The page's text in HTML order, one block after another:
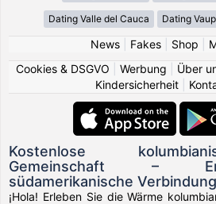
Dating Valle del Cauca Dating
News| Fakes| Shop
Cookies & DSGVO
Werbung Über
Kindersicherheit
Kostenlose
Gemeinschaft –
südamerikanische
¡Hola! Erleben Sie die Wärme